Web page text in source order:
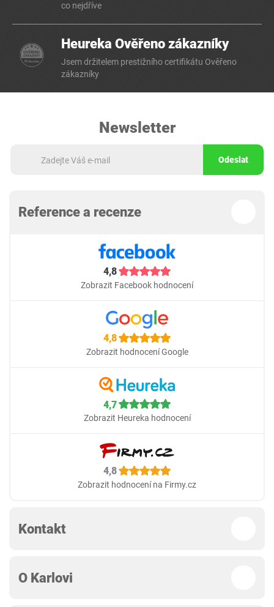
co nejdříve
Heureka Ověřeno zákazníky
Jsem držitelem prestižního certifikátu Ověřeno
zákazníky
Newsletter
Odeslat
Reference a recenze
4,8
Zobrazit Facebook hodnocení
4,8
Zobrazit hodnocení Google
4,7
Zobrazit Heureka hodnocení
4,8
Zobrazit hodnocení na Firmy.cz
Kontakt
O Karlovi